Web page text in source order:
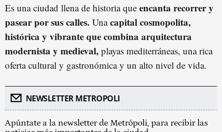
Es una ciudad llena de historia que encanta recorrer y
pasear por sus calles. Unacapital cosmopolita,
histórica y vibrante que combina arquitectura
modernista y medieval, playas mediterráneas, una rica
oferta cultural y gastronómica y un alto nivel de vida.
NEWSLETTER METROPOLI
Apúntate a la newsletter de Metrópoli, para recibir las